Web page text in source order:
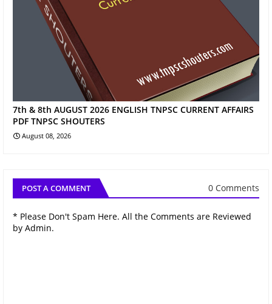
7th & 8th AUGUST 2026 ENGLISH TNPSC CURRENT AFFAIRS
PDF TNPSC SHOUTERS
August 08, 2026
POST A COMMENT 0 Comments
* Please Don't Spam Here. All the Comments are Reviewed
by Admin.